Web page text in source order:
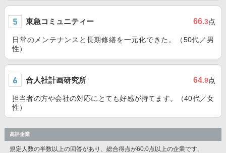
東急コミュニティー 66.3点
日常のメンテナンスと長期修繕を一元化できた。（50代／男
性）
合人社計画研究所 64.9点
担当者の方や会社の対応にとても好感が持てます。（40代／女
性）
高評企業
規定人数の半数以上の回答があり、総合得点が60.0点以上の企業です。